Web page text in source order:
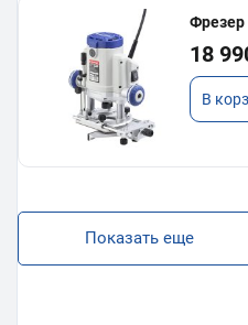
Фрезер
18
В
Показать еще